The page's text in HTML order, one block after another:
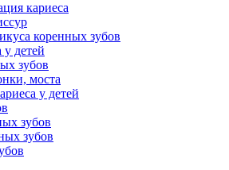
кариеса
коренных зубов
у детей
зубов
моста
у детей
зубов
зубов